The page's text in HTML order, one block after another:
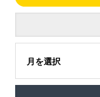
月を選択